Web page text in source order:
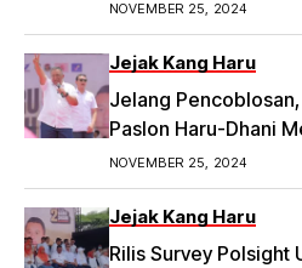
NOVEMBER 25, 2024
Jejak Kang Haru
Jelang
Paslon Haru-Dhani
Bandung
NOVEMBER 25, 2024
Jejak Kang Haru
Rilis Survey Polsight